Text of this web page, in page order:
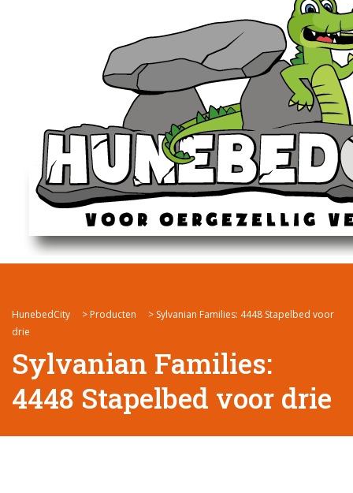
HunebedCity > Producten > Sylvanian Families: 4448 Stapelbed voor
drie
Sylvanian Families:
4448 Stapelbed voor drie